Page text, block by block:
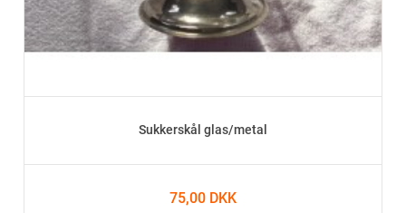
Sukkerskål glas/metal
75,00 DKK